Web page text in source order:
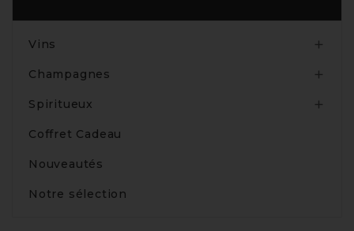
Vins 
Champagnes 
Spiritueux 
Coffret Cadeau
Nouveautés
Notre sélection